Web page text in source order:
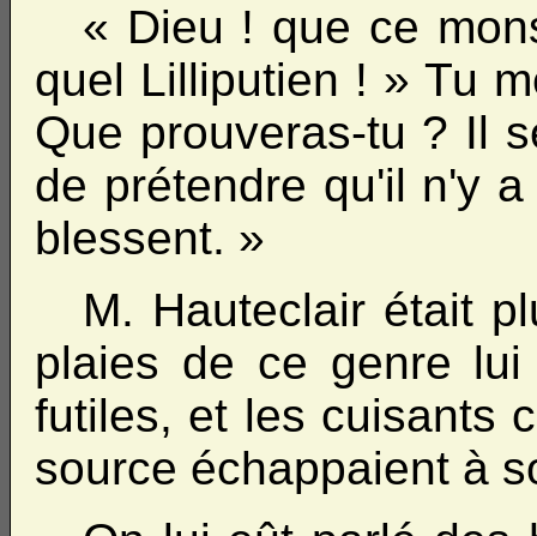
« Dieu ! que ce
quel Lilliputien ! » Tu
Que prouveras-tu ? Il
de prétendre qu'il n'y
blessent. »
M. Hauteclair était
plaies de ce genre lui
futiles, et les cuisants
source échappaient à